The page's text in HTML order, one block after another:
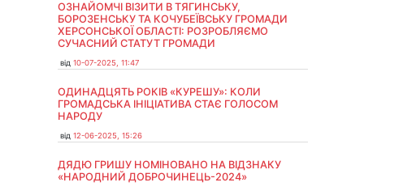
ОЗНАЙОМЧІ ВІЗИТИ В ТЯГИНСЬКУ,
БОРОЗЕНСЬКУ ТА КОЧУБЕЇВСЬКУ ГРОМАДИ
ХЕРСОНСЬКОЇ ОБЛАСТІ: РОЗРОБЛЯЄМО
СУЧАСНИЙ СТАТУТ ГРОМАДИ
від 10-07-2025, 11:47
ОДИНАДЦЯТЬ РОКІВ «КУРЕШУ»: КОЛИ
ГРОМАДСЬКА ІНІЦІАТИВА СТАЄ ГОЛОСОМ
НАРОДУ
від 12-06-2025, 15:26
ДЯДЮ ГРИШУ НОМІНОВАНО НА ВІДЗНАКУ
«НАРОДНИЙ ДОБРОЧИНЕЦЬ-2024»